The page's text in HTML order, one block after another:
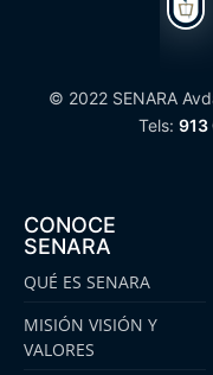
© 2022 SENARA
Tels: 913
CONOCE
SENARA
QUÉ ES SENARA
MISIÓN VISIÓN Y
VALORES